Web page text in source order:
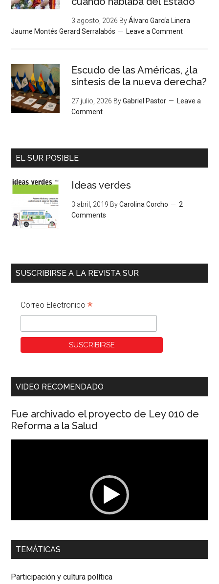
3 agosto, 2026 ByÁlvaro García Linera
Jaume Montés Gerard Serralabós
Leave a Comment
Escudo de las Américas, ¿la
síntesis de la nueva derecha?
27 julio, 2026 ByGabriel Pastor
Leave a
Comment
EL SUR POSIBLE
Ideas verdes
3 abril, 2019 ByCarolina Corcho
2
Comments
SUSCRIBIRSE A LA REVISTA SUR
Correo Electronico*
VIDEO RECOMENDADO
Fue archivado el proyecto de Ley 010 de
Reforma a la Salud
00:00 01:04
Colombiana
TEMÁTICAS
Participación y cultura política